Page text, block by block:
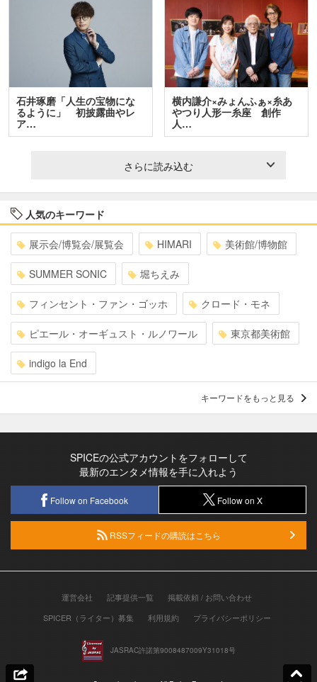
石井琢磨「人生の宝物にな
るように」 初披露曲やレ
ア…
横内謙介×みょんふぁ×糸あ
やつり人形一糸座 創作
人…
さらに読み込む
人気のキーワード
展示会/博覧会/展覧会 HIMARI 美術館/博物館
SUMMER SONIC 堀ちえみ
フィンセント・ファン・ゴッホ クロード・モネ
ピエール・オーギュスト・ルノワール 東京都美術館
indigo la End
キーワードをもっと見る
SPICEの公式アカウントをフォローして
最新のエンタメ情報を手に入れよう
Follow on Facebook Follow on X
RSSフィードの購読はこちら
運営会社 記事提供一覧
掲載依頼 / お問い合わせ
SPICER（ライター）募集
利用規約 プライバシーポリシー
JASRAC許諾第9008487009Y31018号